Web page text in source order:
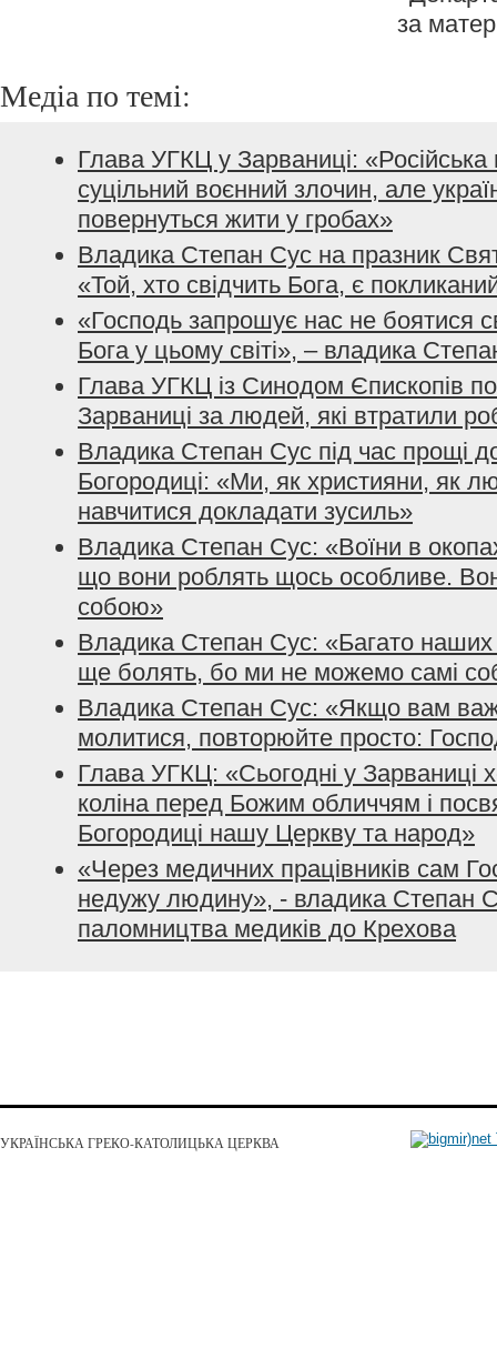
за
Медіа по темі:
Глава УГКЦ у Зарваниці: «Російська
суцільний воєнний злочин, але
повернуться жити у гробах»
Владика Степан Сус на празник
«Той, хто свідчить Бога, є
«Господь запрошує нас не боятися
Бога у цьому світі», – владика
Глава УГКЦ із Синодом Єпископів
Зарваниці за людей, які втратили
Владика Степан Сус під час прощі
Богородиці: «Ми, як християни, як
навчитися докладати зусиль»
Владика Степан Сус: «Воїни в
що вони роблять щось особливе.
собою»
Владика Степан Сус: «Багато наших
ще болять, бо ми не можемо самі
Владика Степан Сус: «Якщо вам
молитися, повторюйте просто:
Глава УГКЦ: «Сьогодні у Зарваниці
коліна перед Божим обличчям і
Богородиці нашу Церкву та народ»
«Через медичних працівників сам
недужу людину», - владика Степан
паломництва медиків до Крехова
УКРАЇНСЬКА ГРЕКО-КАТОЛИЦЬКА ЦЕРКВА